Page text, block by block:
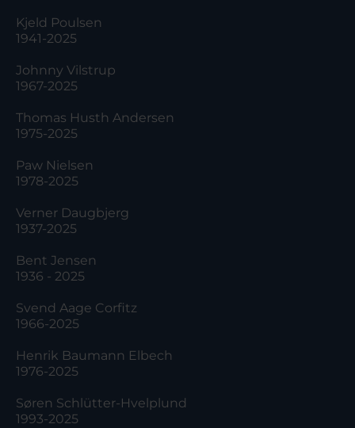
Kjeld Poulsen
1941-2025
Johnny Vilstrup
1967-2025
Thomas Husth Andersen
1975-2025
Paw Nielsen
1978-2025
Verner Daugbjerg
1937-2025
Bent Jensen
1936 - 2025
Svend Aage Corfitz
1966-2025
Henrik Baumann Elbech
1976-2025
Søren Schlütter-Hvelplund
1993-2025